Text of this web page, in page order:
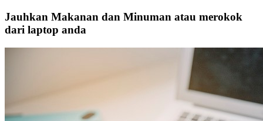
Jauhkan Makanan dan Minuman atau merokok
dari laptop anda